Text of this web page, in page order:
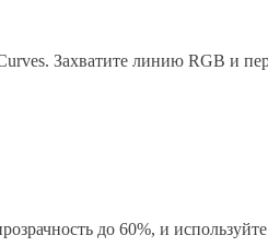
Захватите линию RGB и
до 60%, и